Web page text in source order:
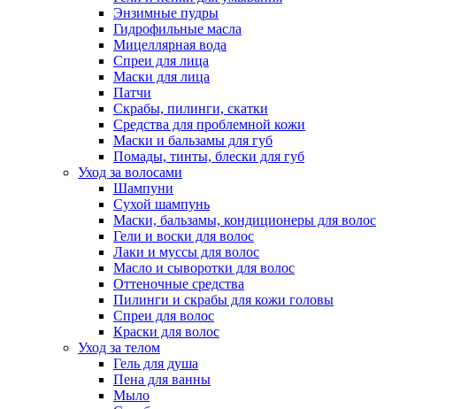
Энзимные пудры
Гидрофильные масла
Мицеллярная вода
Спреи для лица
Маски для лица
Патчи
Скрабы, пилинги, скатки
Средства для проблемной кожи
Маски и бальзамы для губ
Помады, тинты, блески для губ
Уход за волосами
Шампуни
Сухой шампунь
Маски, бальзамы, кондиционеры для волос
Гели и воски для волос
Лаки и муссы для волос
Масло и сыворотки для волос
Оттеночные средства
Пилинги и скрабы для кожи головы
Спреи для волос
Краски для волос
Уход за телом
Гель для душа
Пена для ванны
Мыло